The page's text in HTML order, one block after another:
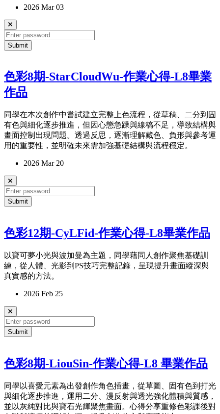
2026 Mar 03
Submit
色彩8期-StarCloudWu-作業心得-L8畢業
作品
同學在本次創作中嘗試建立完整上色流程，從草稿、二分到固
有色與細化逐步推進，但因心態急躁與線稿不足，導致結構與
畫面控制出現問題。透過反思，逐漸理解藏色、負形與參考運
用的重要性，並明確未來需加強基礎結構與流程穩定。
2026 Mar 20
Submit
色彩12期-CyLFid-作業心得-L8畢業作品
以寶可夢小光與波加曼為主題，同學藉同人創作聚焦基礎訓
練，從人體、光影到PS技巧完整記錄，呈現提升畫面縱深與
真實感的方法。
2026 Feb 25
Submit
色彩8期-LiouSin-作業心得-L8 畢業作品
同學以喜愛元素為出發創作角色插畫，從草圖、固有色到打光
與細化逐步推進，運用二分、漫反射與透光強化體積與質感，
並以灰純對比與寶石光輝聚焦畫面。心得分享重修色彩課後對